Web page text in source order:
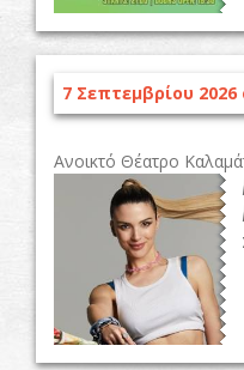
7 Σεπτεμβρίου 2026
Ανοικτό Θέατρο